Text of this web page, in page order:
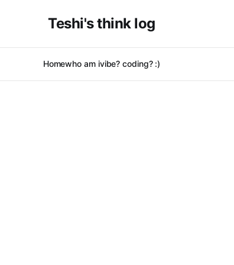
Teshi's think log
Homewho am ivibe? coding? :)